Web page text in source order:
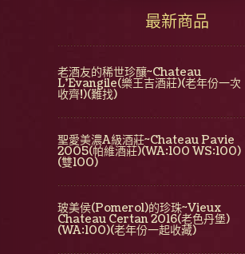
最新商品
老酒友的稀世珍釀~Chateau
L'Evangile(樂王吉酒莊)(老年份一次
收齊!)(難找)
聖愛美濃A級酒莊~Chateau Pavie
2005(帕維酒莊)(WA:100 WS:100)
(雙100)
玻美侯(Pomerol)的珍珠~Vieux
Chateau Certan 2016(老色丹堡)
(WA:100)(老年份一起收藏)